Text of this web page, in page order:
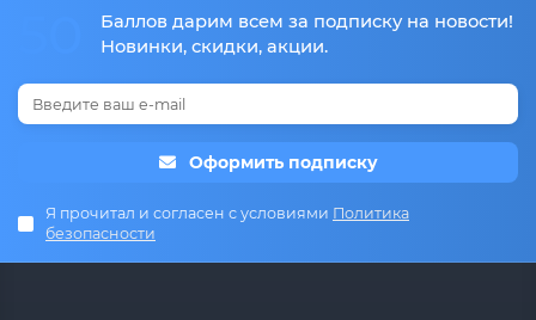
Баллов дарим всем за подписку на новости!
Новинки, скидки, акции.
Оформить подписку
Я прочитал и согласен с условиями Политика
безопасности